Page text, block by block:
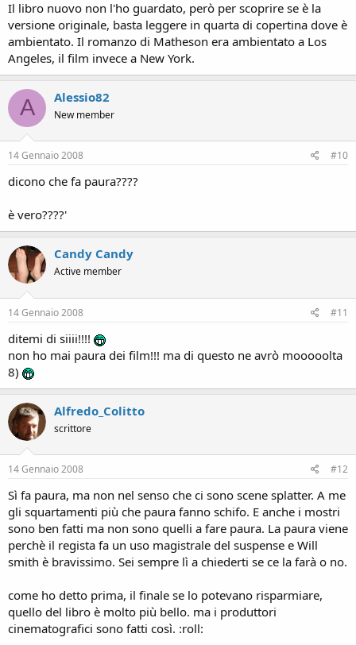
Il libro nuovo non l'ho guardato, però per scoprire se è la
versione originale, basta leggere in quarta di copertina dove è
ambientato. Il romanzo di Matheson era ambientato a Los
Angeles, il film invece a New York.
A Alessio82
New member
14 Gennaio 2008 #10
dicono che fa paura????
è vero????'
Candy Candy
Active member
14 Gennaio 2008 #11
ditemi di siiii!!!!
non ho mai paura dei film!!! ma di questo ne avrò mooooolta
8)
Alfredo_Colitto
scrittore
14 Gennaio 2008 #12
Sì fa paura, ma non nel senso che ci sono scene splatter. A me
gli squartamenti più che paura fanno schifo. E anche i mostri
sono ben fatti ma non sono quelli a fare paura. La paura viene
perchè il regista fa un uso magistrale del suspense e Will
smith è bravissimo. Sei sempre lì a chiederti se ce la farà o no.
come ho detto prima, il finale se lo potevano risparmiare,
quello del libro è molto più bello. ma i produttori
cinematografici sono fatti così. :roll: